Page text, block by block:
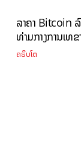
ລາຄາ Bitcoin ລົ
ທ່າມກາງການເ
ຄຣິບໂຕ